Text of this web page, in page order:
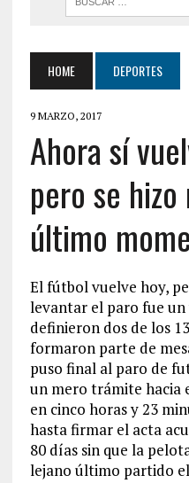
HOME DEPORTES
9 MARZO, 2017
Ahora sí
pero se
último
El fútbol vuelve hoy,
levantar el paro fue
definieron dos de los
formaron parte de
puso final al paro de
un mero trámite hacia
en cinco horas y 23
hasta firmar el acta
80 días sin que la
lejano último partido